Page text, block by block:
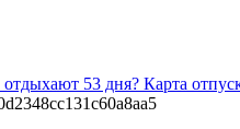
отдыхают 53 дня? Карта